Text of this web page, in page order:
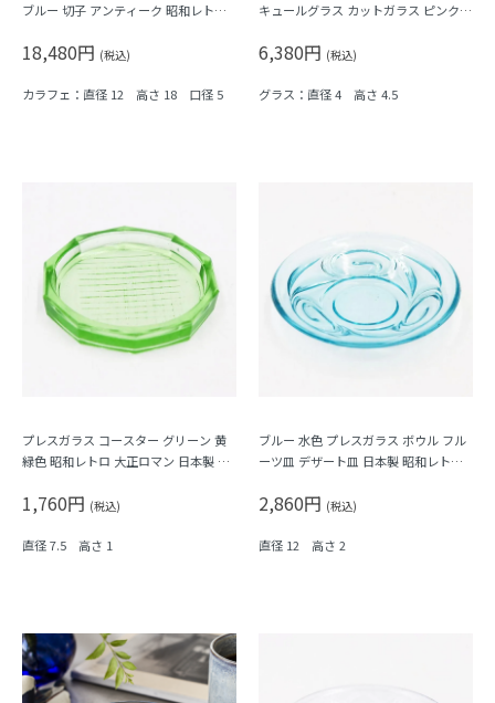
ブルー 切子 アンティーク 昭和レトロ
18,480円 (税込)
カラフェ：直径 12 高さ 18 口径 5
キュールグラス カットガラス ピンク色
製 おしゃれ チェック 幾何学模様
6,380円 (税込)
グラス：直径 4 高さ 4.5
プレスガラス コースター グリーン 黄
緑色 昭和レトロ 大正ロマン 日本製 ト
1,760円 (税込)
直径 7.5 高さ 1
ブルー 水色 プレスガラス ボウル フル
ーツ皿 デザート皿 日本製 昭和レトロ
2,860円 (税込)
直径 12 高さ 2